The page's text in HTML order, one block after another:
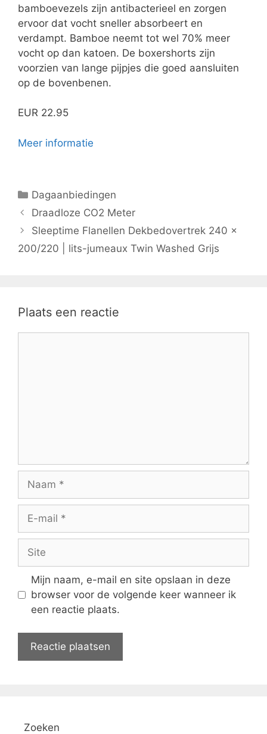
bamboevezels zijn antibacterieel en zorgen
ervoor dat vocht sneller absorbeert en
verdampt. Bamboe neemt tot wel 70% meer
vocht op dan katoen. De boxershorts zijn
voorzien van lange pijpjes die goed aansluiten
op de bovenbenen.
EUR 22.95
Meer informatie
Categorieën
Dagaanbiedingen
Draadloze CO2 Meter
Sleeptime Flanellen Dekbedovertrek 240 x
200/220 | lits-jumeaux Twin Washed Grijs
Plaats een reactie
Naam
Site
Mijn naam, e-mail en site opslaan in deze
browser voor de volgende keer wanneer ik
een reactie plaats.
Zoeken